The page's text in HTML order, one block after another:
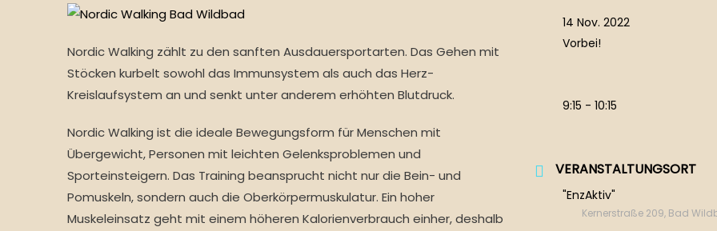
Nordic Walking zählt zu den sanften Ausdauersportarten. Das Gehen mit
Stöcken kurbelt sowohl das Immunsystem als auch das Herz-
Kreislaufsystem an und senkt unter anderem erhöhten Blutdruck.
Nordic Walking ist die ideale Bewegungsform für Menschen mit
Übergewicht, Personen mit leichten Gelenksproblemen und
Sporteinsteigern. Das Training beansprucht nicht nur die Bein- und
Pomuskeln, sondern auch die Oberkörpermuskulatur. Ein hoher
Muskeleinsatz geht mit einem höheren Kalorienverbrauch einher, deshalb
14 Nov. 2022
Vorbei!
9:15 - 10:15
VERANSTALTUNGSORT
"EnzAktiv"
Kernerstraße 209, Bad